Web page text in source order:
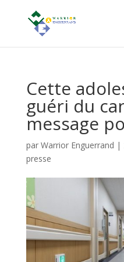
Cette
guéri du
message
par Warrior Enguerrand |
presse